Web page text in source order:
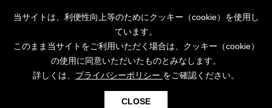
© CAPTAINSTAG Co.Ltd.
当サイトは、利便性向上等のためにクッキー（cookie）を使用し
ています。
このまま当サイトをご利用いただく場合は、クッキー（cookie）
の使用に同意いただいたものとみなします。
詳しくは、 プライバシーポリシー をご確認ください。
CLOSE